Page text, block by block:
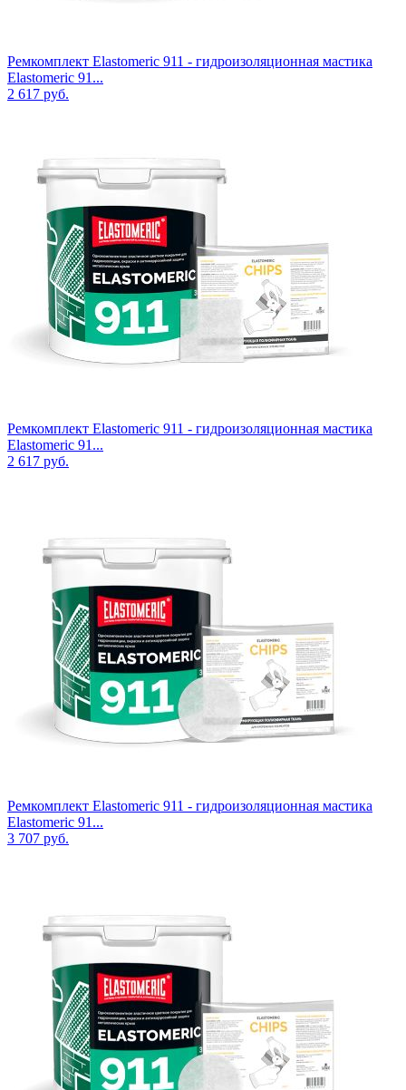
Ремкомплект Elastomeric 911 - гидроизоляционная мастика
Elastomeric 91...
2 617 руб.
Ремкомплект Elastomeric 911 - гидроизоляционная мастика
Elastomeric 91...
2 617 руб.
Ремкомплект Elastomeric 911 - гидроизоляционная мастика
Elastomeric 91...
3 707 руб.